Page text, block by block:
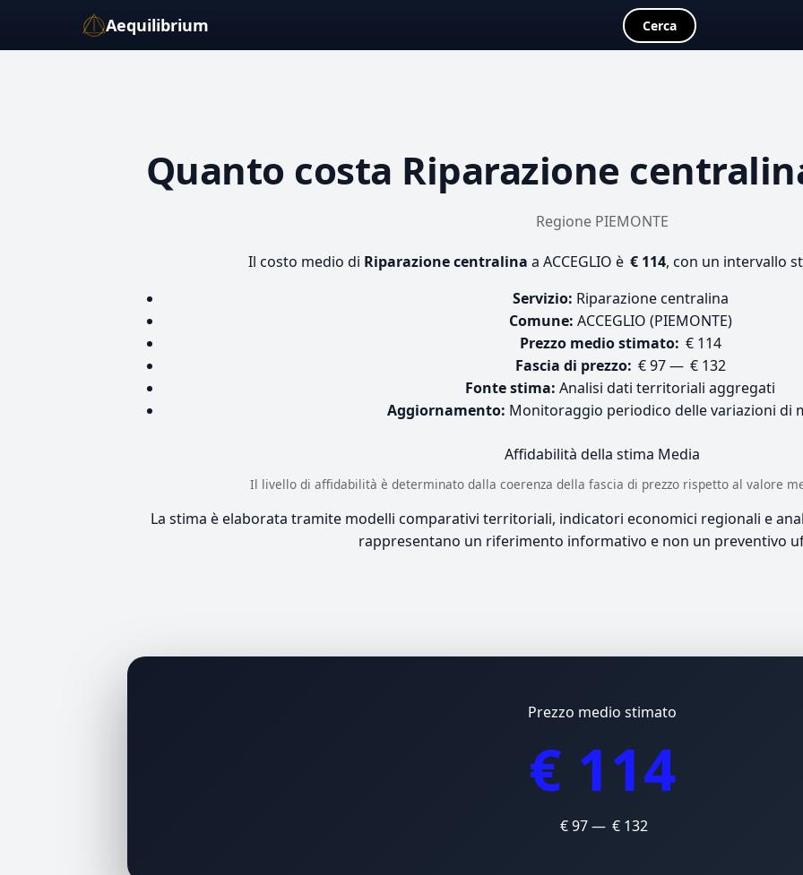
Aequilibrium Cerca
Quanto costa Riparazione
Regione PIEMONTE
Il costo medio di Riparazione centralina a ACCEGLIO è € 114, con un intervallo
Servizio: Riparazione centralina
Comune: ACCEGLIO (PIEMONTE)
Prezzo medio stimato: € 114
Fascia di prezzo: € 97 — € 132
Fonte stima: Analisi dati territoriali aggregati
Aggiornamento: Monitoraggio periodico delle variazioni di
Affidabilità della stima Media
Il livello di affidabilità è determinato dalla coerenza della fascia di prezzo rispetto al valore
La stima è elaborata tramite modelli comparativi territoriali, indicatori economici regionali e
rappresentano un riferimento informativo e non un preventivo
Prezzo medio stimato
€ 114
€ 97 — € 132